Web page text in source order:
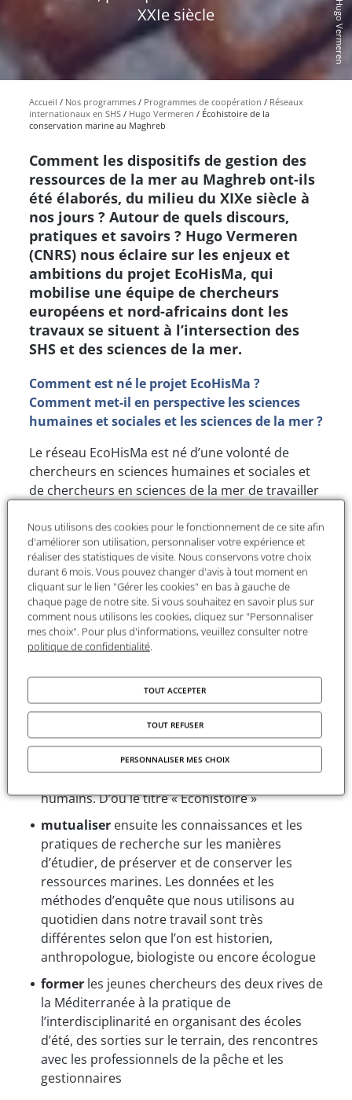
XXIe siècle
© Hugo Vermeren
Accueil Nos programmes Programmes de coopération
Réseaux
internationaux en SHS
Hugo Vermeren
Écohistoire de la
conservation marine au Maghreb
Comment les dispositifs de gestion des
ressources de la mer au Maghreb ont-ils
été élaborés, du milieu du XIXe siècle à
nos jours ? Autour de quels discours,
pratiques et savoirs ? Hugo Vermeren
(CNRS) nous éclaire sur les enjeux et
ambitions du projet EcoHisMa, qui
mobilise une équipe de chercheurs
européens et nord-africains dont les
travaux se situent à l’intersection des
SHS et des sciences de la mer.
Comment est né le projet EcoHisMa ?
Comment met-il en perspective les sciences
humaines et sociales et les sciences de la mer ?
Le réseau EcoHisMa est né d’une volonté de
chercheurs en sciences humaines et sociales et
de chercheurs en sciences de la mer de travailler
peut pas comprendre la complexité des
écosystèmes marins et des défis
environnementaux actuels sans mettre en
commun nos compétences, nos savoirs, nos
moyens.
Ainsi nous nous sommes fixé trois objectifs :
rapports que nous entretenons avec les
environnements marins ont une histoire, et
donc encourager la recherche à prendre en
considération le passé de ces milieux naturels,
de ceux qui y vivent et de ceux qui en vivent, en
humains. D’où le titre « Écohistoire »
mutualiser ensuite les connaissances et les
pratiques de recherche sur les manières
d’étudier, de préserver et de conserver les
ressources marines. Les données et les
méthodes d’enquête que nous utilisons au
quotidien dans notre travail sont très
différentes selon que l’on est historien,
anthropologue, biologiste ou encore écologue
former les jeunes chercheurs des deux rives de
la Méditerranée à la pratique de
l’interdisciplinarité en organisant des écoles
d’été, des sorties sur le terrain, des rencontres
avec les professionnels de la pêche et les
gestionnaires
Nous utilisons des cookies pour le fonctionnement de ce site afin
d'améliorer son utilisation, personnaliser votre expérience et
réaliser des statistiques de visite. Nous conservons votre choix
durant 6 mois. Vous pouvez changer d'avis à tout moment en
cliquant sur le lien "Gérer les cookies" en bas à gauche de
chaque page de notre site. Si vous souhaitez en savoir plus sur
comment nous utilisons les cookies, cliquez sur "Personnaliser
mes choix". Pour plus d'informations, veuillez consulter notre
politique de confidentialité.
TOUT ACCEPTER
TOUT REFUSER
PERSONNALISER MES CHOIX